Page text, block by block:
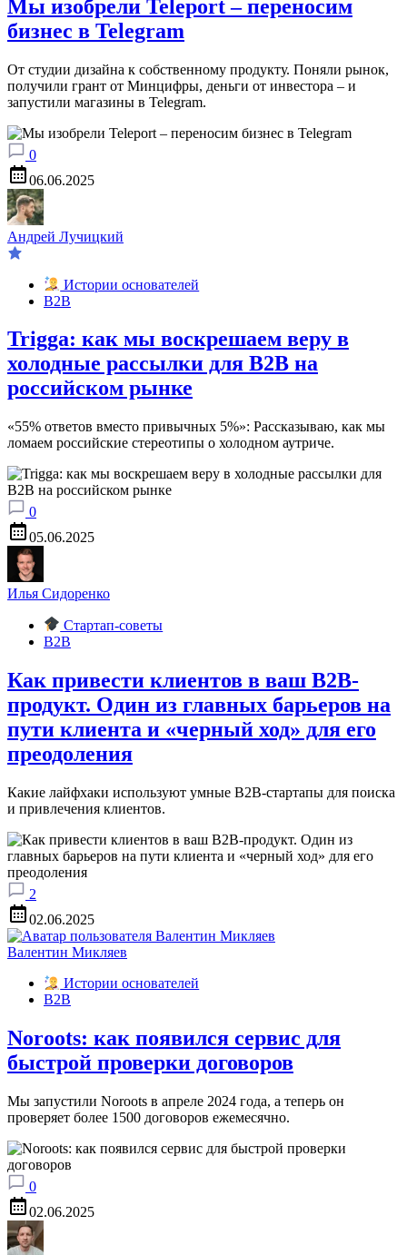
Мы изобрели Teleport – переносим
бизнес в Telegram
От студии дизайна к собственному продукту. Поняли рынок,
получили грант от Минцифры, деньги от инвестора – и
запустили магазины в Telegram.
0
06.06.2025
Андрей Лучицкий
Истории основателей
B2B
Trigga: как мы воскрешаем веру в
холодные рассылки для B2B на
российском рынке
«55% ответов вместо привычных 5%»: Рассказываю, как мы
ломаем российские стереотипы о холодном аутриче.
0
05.06.2025
Илья Сидоренко
Стартап-советы
B2B
Как привести клиентов в ваш B2B-
продукт. Один из главных барьеров на
пути клиента и «черный ход» для его
преодоления
Какие лайфхаки используют умные B2B-стартапы для поиска
и привлечения клиентов.
2
02.06.2025
Валентин Микляев
Истории основателей
B2B
Noroots: как появился сервис для
быстрой проверки договоров
Мы запустили Noroots в апреле 2024 года, а теперь он
проверяет более 1500 договоров ежемесячно.
0
02.06.2025